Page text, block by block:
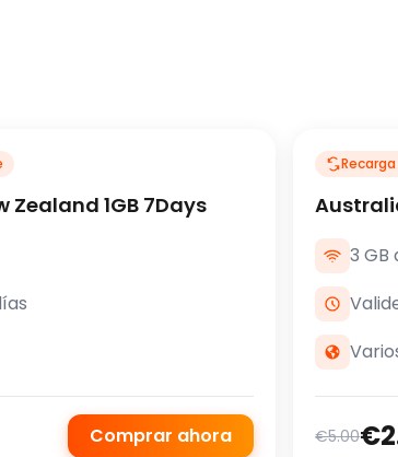
Zealand 1GB 7Days
Comprar ahora
3 GB
€5.00